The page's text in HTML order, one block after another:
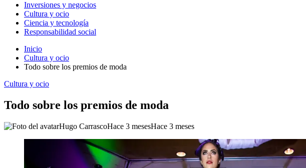
Inversiones y negocios
Cultura y ocio
Ciencia y tecnología
Responsabilidad social
Inicio
Cultura y ocio
Todo sobre los premios de moda
Cultura y ocio
Todo sobre los premios de moda
Hugo CarrascoHace 3 mesesHace 3 meses